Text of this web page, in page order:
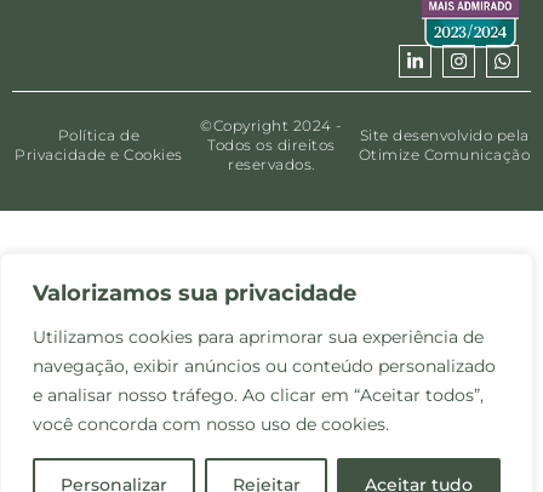
Valorizamos sua privacidade
Utilizamos cookies para aprimorar sua experiência de
navegação, exibir anúncios ou conteúdo personalizado
e analisar nosso tráfego. Ao clicar em “Aceitar todos”,
você concorda com nosso uso de cookies.
Personalizar Rejeitar Aceitar tudo
Política de
Privacidade e Cookies
©Copyright 2024 -
Todos os direitos
reservados.
Site desenvolvido pela
Otimize Comunicação